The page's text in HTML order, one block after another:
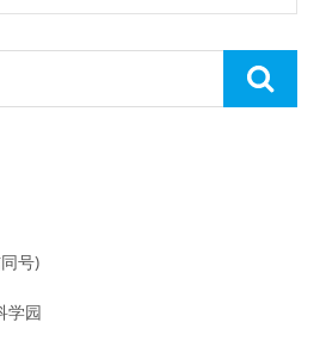
号)
学园